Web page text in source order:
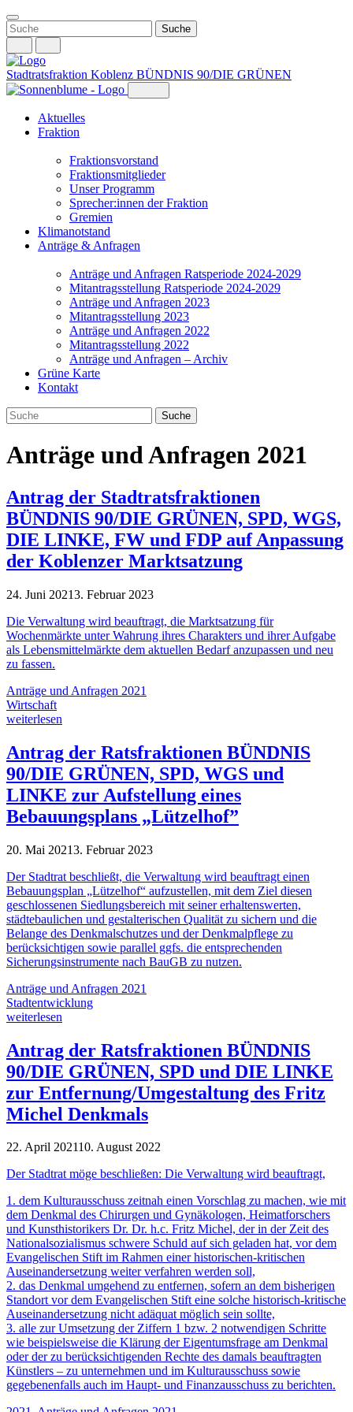
Weiter
zum
Inhalt
Stadtratsfraktion Koblenz BÜNDNIS 90/DIE GRÜNEN
Aktuelles
Fraktion
Fraktionsvorstand
Fraktionsmitglieder
Unser Programm
Sprecher:innen der Fraktion
Gremien
Klimanotstand
Anträge & Anfragen
Anträge und Anfragen Ratsperiode 2024-2029
Mitantragsstellung Ratsperiode 2024-2029
Anträge und Anfragen 2023
Mitantragsstellung 2023
Anträge und Anfragen 2022
Mitantragsstellung 2022
Anträge und Anfragen – Archiv
Grüne Karte
Kontakt
Anträge und Anfragen 2021
Antrag der Stadtratsfraktionen
BÜNDNIS 90/DIE GRÜNEN, SPD, WGS,
DIE LINKE, FW und FDP auf Anpassung
der Koblenzer Marktsatzung
24. Juni 20213. Februar 2023
Die Verwaltung wird beauftragt, die Marktsatzung für
Wochenmärkte unter Wahrung ihres Charakters und ihrer Aufgabe
als Lebensmittelmärkte dem aktuellen Bedarf anzupassen und neu
zu fassen.
Anträge und Anfragen 2021
Wirtschaft
weiterlesen
Antrag der Ratsfraktionen BÜNDNIS
90/DIE GRÜNEN, SPD, WGS und
LINKE zur Aufstellung eines
Bebauungsplans „Lützelhof”
20. Mai 20213. Februar 2023
Der Stadtrat beschließt, die Verwaltung wird beauftragt einen
Bebauungsplan „Lützelhof“ aufzustellen, mit dem Ziel diesen
geschlossenen Siedlungsbereich mit seiner erhaltenswerten,
städtebaulichen und gestalterischen Qualität zu sichern und die
Belange des Denkmalschutzes und der Denkmalpflege zu
berücksichtigen sowie parallel ggfs. die entsprechenden
Sicherungsinstrumente nach BauGB zu nutzen.
Anträge und Anfragen 2021
Stadtentwicklung
weiterlesen
Antrag der Ratsfraktionen BÜNDNIS
90/DIE GRÜNEN, SPD und DIE LINKE
zur Entfernung/Umgestaltung des Fritz
Michel Denkmals
22. April 202110. August 2022
Der Stadtrat möge beschließen: Die Verwaltung wird beauftragt,
1. dem Kulturausschuss zeitnah einen Vorschlag zu machen, wie mit
dem Denkmal des Chirurgen und Gynäkologen, Heimatforschers
und Kunsthistorikers Dr. Dr. h.c. Fritz Michel, der in der Zeit des
Nationalsozialismus schwere Schuld auf sich geladen hat, vor dem
Evangelischen Stift im Rahmen einer historischen-kritischen
Auseinandersetzung weiter verfahren werden soll,
2. das Denkmal umgehend zu entfernen, sofern an dem bisherigen
Standort vor dem Evangelischen Stift eine solche historisch-kritische
Auseinandersetzung nicht adäquat möglich sein sollte,
3. alle zur Umsetzung der Ziffern 1 bzw. 2 notwendigen Schritte
wie beispielsweise die Klärung der Eigentumsfrage am Denkmal
oder der zu berücksichtigenden Rechte des damals beauftragten
Künstlers – zu unternehmen und im Kulturausschuss sowie
gegebenenfalls auch im Haupt- und Finanzausschuss zu berichten.